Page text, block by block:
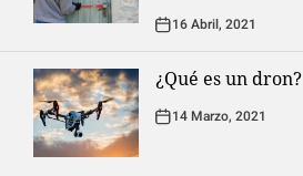
16 Abril, 2021
¿Qué es un dron?
14 Marzo, 2021